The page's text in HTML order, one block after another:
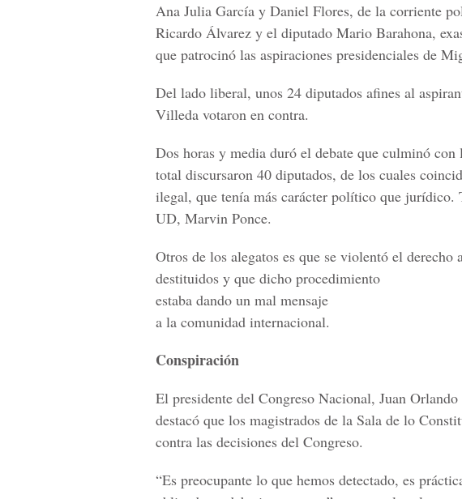
Ana Julia García y Daniel Flores, de la corriente
Ricardo Álvarez y el diputado Mario Barahona,
que patrocinó las aspiraciones presidenciales de
Del lado liberal, unos 24 diputados afines al
Villeda votaron en contra.
Dos horas y media duró el debate que culminó
total discursaron 40 diputados, de los cuales
ilegal, que tenía más carácter político que
UD, Marvin Ponce.
Otros de los alegatos es que se violentó el derecho
destituidos y que dicho procedimiento
estaba dando un mal mensaje
a la comunidad internacional.
Conspiración
El presidente del Congreso Nacional, Juan
destacó que los magistrados de la Sala de lo
contra las decisiones del Congreso.
“Es preocupante lo que hemos detectado, es